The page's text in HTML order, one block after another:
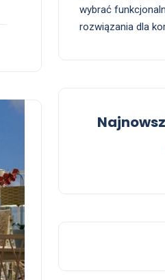
wybrać
rozwiązania dla